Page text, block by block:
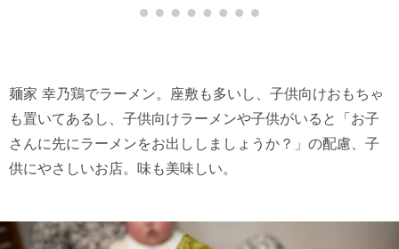
麺家 幸乃鶏でラーメン。座敷も多いし、子供向けおもちゃ
も置いてあるし、子供向けラーメンや子供がいると「お子
さんに先にラーメンをお出ししましょうか？」の配慮、子
供にやさしいお店。味も美味しい。